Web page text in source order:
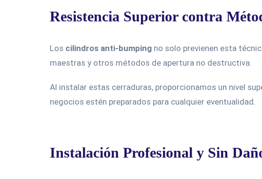
Resistencia Superior contra
Los cilindros anti-bumping no solo previenen esta
maestras y otros métodos de apertura no destructiva.
Al instalar estas cerraduras, proporcionamos un nivel
negocios estén preparados para cualquier eventualidad.
Instalación Profesional y Sin